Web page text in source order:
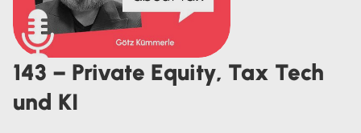
143 – Private Equity, Tax Tech
und KI